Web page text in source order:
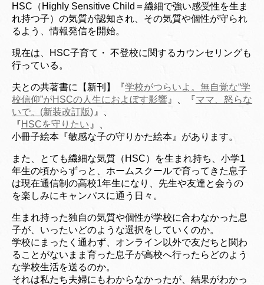
HSC（Highly Sensitive Child＝繊細で強い感受性を生ま
れ持つ子）の気質が認知され、その気質や個性が守られ
るよう、情報発信を開始。
現在は、HSC子育て・ 不登校に関するカウンセリングも
行っている。
夫との共著書に【新刊】『学校がつらいよ。無自覚な“学
校信仰”がHSCの人生におよぼす影響 』、『ママ、怒らな
いで。(新装改訂版) 』、
『HSCを守りたい 』、
小冊子絵本『敏感な子の守りかた絵本』があります。
また、とても繊細な気質（HSC）を生まれ持ち、小学1
年生の頃からずっと、ホームスクールで育ってきた息子
は現在通信制の高校1年生になり、先生や友達と会うの
を楽しみにキャンパスに通う日々。
生まれ持った独自の気質や個性が学校に合わなかった息
子が、いったいどのような選択をしていくのか。
学校にまったく通わず、オンライン以外で友だちと関わ
ることがないまま育った息子が高校へ行ったらどのよう
な学校生活を送るのか。
それは私たち夫婦にもわからなかったが、結果がわかっ